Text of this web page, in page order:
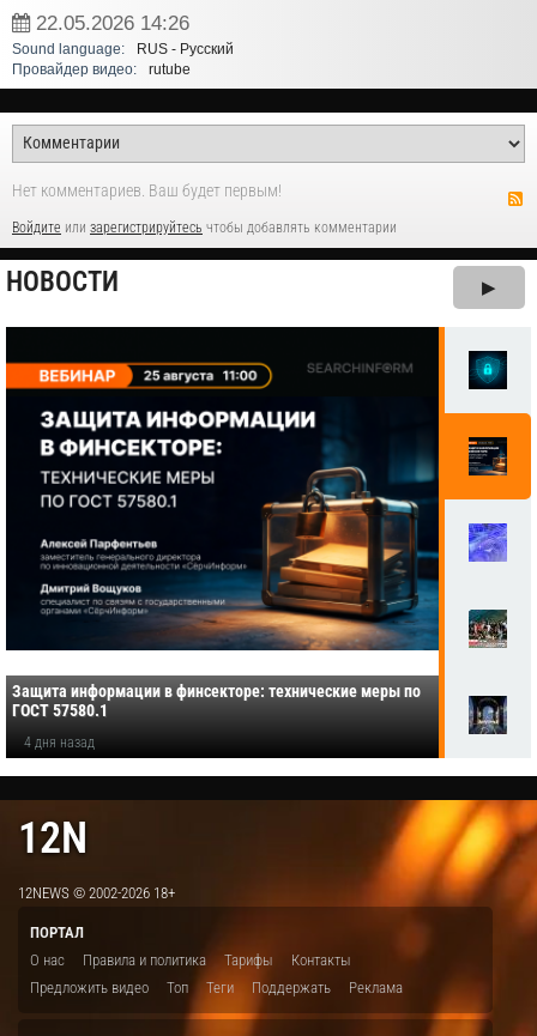
22.05.2026 14:26
Sound language:
RUS - Русский
Провайдер видео:
rutube
Нет комментариев. Ваш будет первым!
Войдите или зарегистрируйтесь чтобы добавлять комментарии
НОВОСТИ ▶
Защита информации в финсекторе: технические меры по
ГОСТ 57580.1
4 дня назад
12N
12NEWS © 2002-2026 18+
ПОРТАЛ
О нас
Правила и политика Тарифы
Контакты
Предложить видео
Топ Теги Поддержать Реклама